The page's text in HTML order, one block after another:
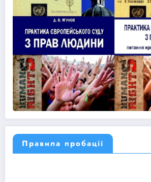
Правила пробації